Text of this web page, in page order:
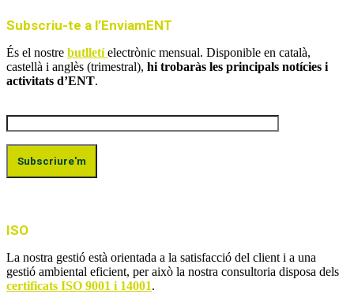
Subscriu-te a l’EnviamENT
És el nostre butlletí electrònic mensual. Disponible en català,
castellà i anglès (trimestral), hi trobaràs les principals notícies i
activitats d’ENT.
ISO
La nostra gestió està orientada a la satisfacció del client i a una
gestió ambiental eficient, per això la nostra consultoria disposa dels
certificats ISO 9001 i 14001.